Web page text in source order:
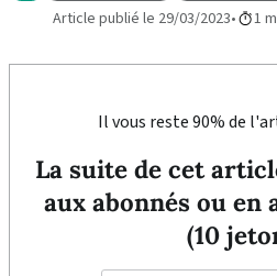
Article publié le 29/03/2023 1
Il vous reste 90% de
La suite de cet
aux abonnés ou en
(10